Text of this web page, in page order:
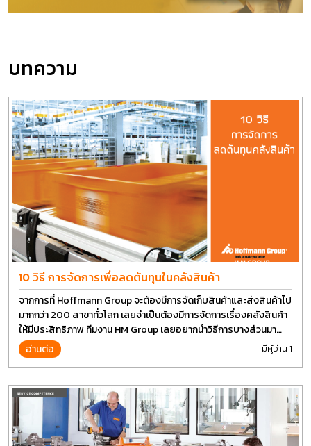
บทความ
10 วิธี การจัดการเพื่อลดต้นทุนในคลังสินค้า
จากการที่ Hoffmann Group จะต้องมีการจัดเก็บสินค้าและส่งสินค้าไป
มากกว่า 200 สาขาทั่วโลก เลยจำเป็นต้องมีการจัดการเรื่องคลังสินค้า
ให้มีประสิทธิภาพ ทีมงาน HM Group เลยอยากนำวิธีการบางส่วนมา
แบ่งปันกัน
อ่านต่อ มีผู้อ่าน 1